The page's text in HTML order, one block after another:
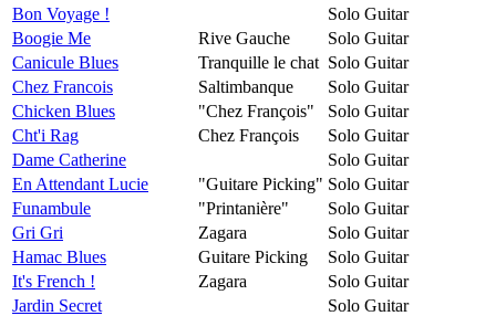
Bon Voyage !
Solo Guitar
Boogie Me
Rive Gauche
Solo Guitar
Canicule Blues
Tranquille le chat Solo Guitar
Chez Francois
Saltimbanque
Solo Guitar
Chicken Blues
"Chez François"
Solo Guitar
Cht'i Rag
Chez François
Solo Guitar
Dame Catherine
Solo Guitar
En Attendant Lucie
"Guitare Picking" Solo Guitar
Funambule
"Printanière"
Solo Guitar
Gri Gri
Zagara
Solo Guitar
Hamac Blues
Guitare Picking
Solo Guitar
It's French !
Zagara
Solo Guitar
Jardin Secret
Solo Guitar